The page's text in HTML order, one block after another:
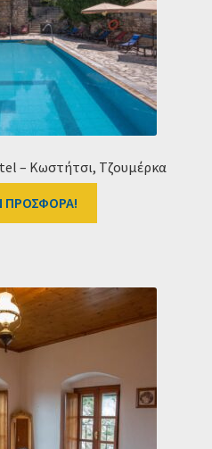
– Κωστήτσι, Τζουμέρκα
ΠΡΟΣΦΟΡΑ!